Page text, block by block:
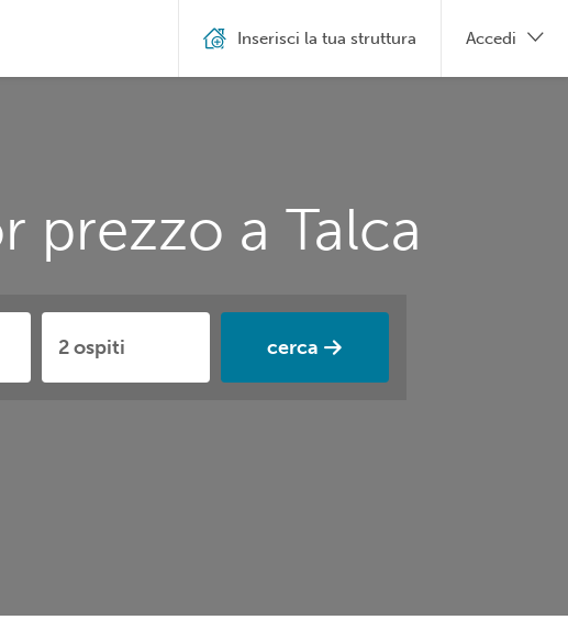
prezzo a Talca
cerca
Inserisci la tua struttura Accedi